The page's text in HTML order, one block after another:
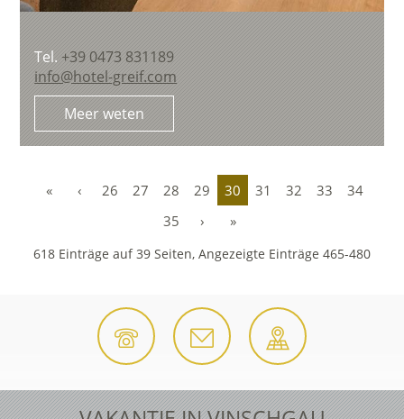
Tel. +39 0473 831189
info@hotel-greif.com
Meer weten
« ‹ 26 27 28 29 30 31 32 33
34
35
› »
618 Einträge auf 39 Seiten, Angezeigte Einträge 465-480